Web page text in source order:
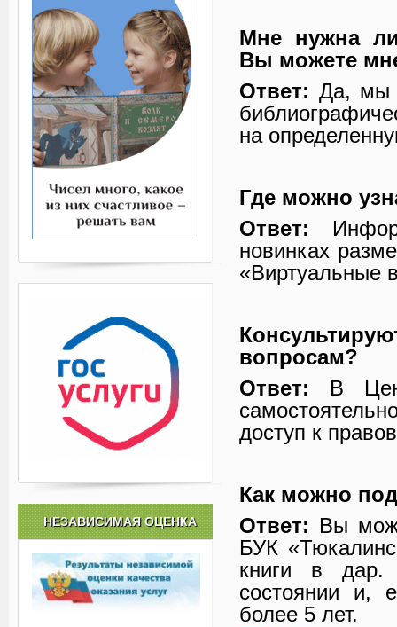
Мне нужна
Вы можете
Ответ: Да, мы
на
Где можно
Ответ:
новинках
«Виртуальные
вопросам?
Ответ: В
доступ к
Как можно
Ответ: Вы
БУК
книги в
состоянии и,
более 5 лет.
НЕЗАВИСИМАЯ ОЦЕНКА